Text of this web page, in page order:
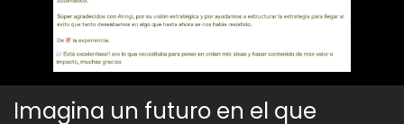
Imagina un futuro en el que